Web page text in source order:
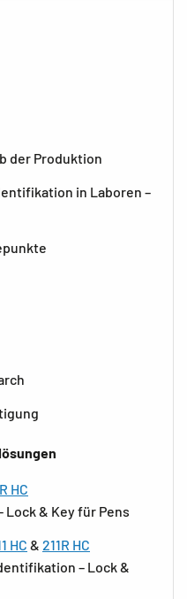
der Produktion
in Laboren –
HC
& Key für Pens
HC & 211R HC
– Lock &